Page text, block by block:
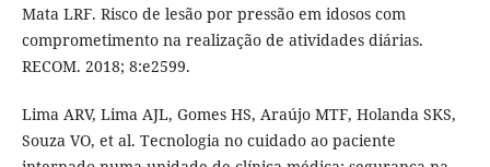
Mata LRF. Risco de lesão por pressão em idosos com
comprometimento na realização de atividades diárias.
RECOM. 2018; 8:e2599.
Lima ARV, Lima AJL, Gomes HS, Araújo MTF, Holanda SKS,
Souza VO, et al. Tecnologia no cuidado ao paciente